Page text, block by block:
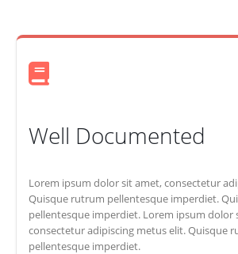
Well Documented
Lorem ipsum dolor sit amet, consectetur
Quisque rutrum pellentesque imperdiet.
pellentesque imperdiet. Lorem ipsum dolor
consectetur adipiscing metus elit. Quisque
pellentesque imperdiet.